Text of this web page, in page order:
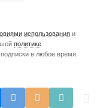
использования и
политике
в любое время.